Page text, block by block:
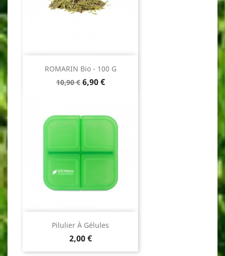
ROMARIN Bio - 100 G
Prix
10,90 € Prix
6,90 €
Pilulier À Gélules
Prix
2,00 €